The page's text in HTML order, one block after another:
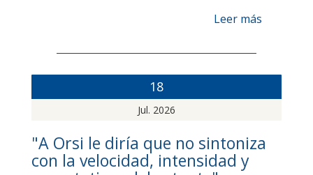
Leer más
18
Jul. 2026
"A Orsi le diría que no sintoniza
con la velocidad, intensidad y